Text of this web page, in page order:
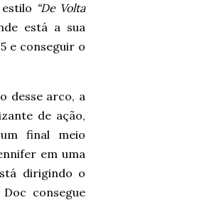
“De Volta
está a sua
e conseguir o
desse arco, a
de ação,
final meio
em uma
dirigindo o
consegue